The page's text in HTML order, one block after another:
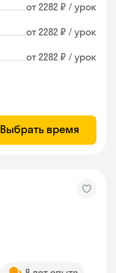
от 2282 ₽ / урок
от 2282 ₽ / урок
от 2282 ₽ / урок
Выбрать время